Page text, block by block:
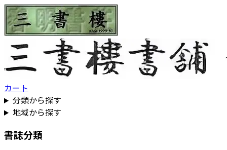
カート
分類から探す
地域から探す
書誌分類